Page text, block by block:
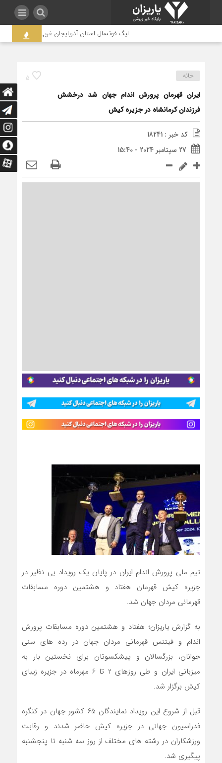
لیگ فوتسال استان آذربایجان غربی به جنجال کشیده
5 خانه
ایران قهرمان پرورش اندام جهان شد درخشش
فرزندان کرمانشاه در جزیره کیش
کد خبر : 18241
27 سپتامبر 2024 - 15:40
تیم ملی پرورش اندام ایران در پایان یک رویداد بی نظیر در
جزیره کیش قهرمان هفتاد و هشتمین دوره مسابقات
قهرمانی مردان جهان شد.
به گزارش یاریزان؛ هفتاد و هشتمین دوره مسابقات پرورش
اندام و فیتنس قهرمانی مردان جهان در رده های سنی
جوانان، بزرگسالان و پیشکسوتان برای نخستین بار به
میزبانی ایران و طی روزهای 2 تا 6 مهرماه در جزیره زیبای
کیش برگزار شد.
قبل از شروع این رویداد نمایندگان 65 کشور جهان در کنگره
فدراسیون جهانی در جزیره کیش حاضر شدند و رقابت
ورزشکاران در رشته های مختلف از روز سه شنبه تا پنجشنبه
پیگیری شد.